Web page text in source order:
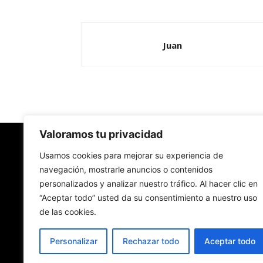
Valoramos tu privacidad
Usamos cookies para mejorar su experiencia de
navegación, mostrarle anuncios o contenidos
personalizados y analizar nuestro tráfico. Al hacer clic en
“Aceptar todo” usted da su consentimiento a nuestro uso
de las cookies.
Personalizar Rechazar todo Aceptar todo
Juan
Redes Cristianas
Una mirada alternativa sobre la Iglesia católica
- Colectivos de Redes Cristianas